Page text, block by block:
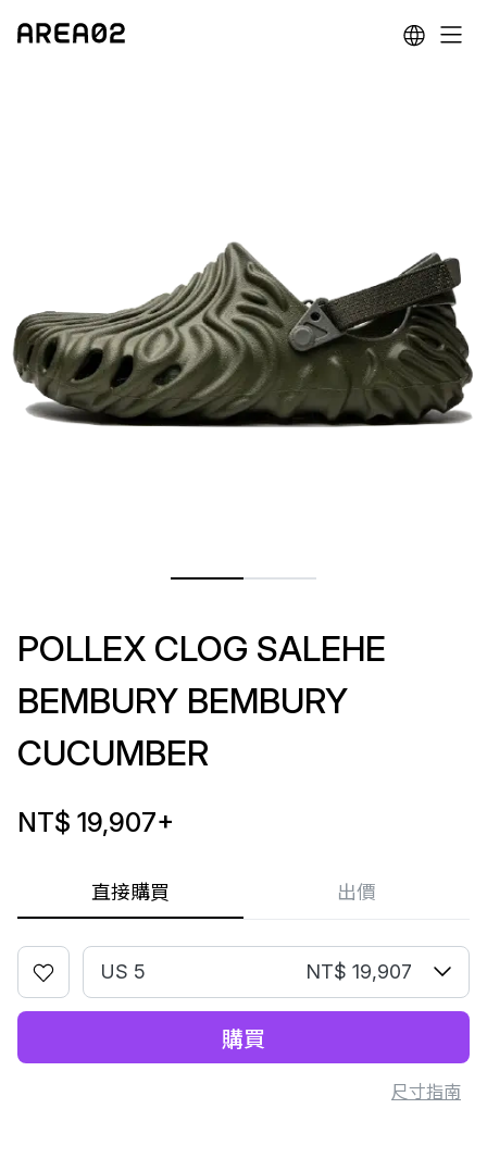
直接購買 出價
POLLEX CLOG SALEHE
BEMBURY BEMBURY
CUCUMBER
NT$ 19,907+
US 5 NT$ 19,907
購買
尺寸指南